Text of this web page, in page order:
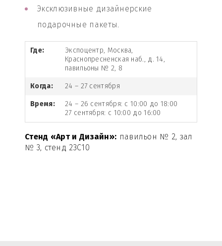
Эксклюзивные дизайнерские
подарочные пакеты.
Где:
Экспоцентр, Москва,
Краснопресненская наб., д. 14,
павильоны № 2, 8
Когда: 24 – 27 сентября
Время:
24 – 26 сентября: с 10:00 до 18:00
27 сентября: с 10:00 до 16:00
Стенд «Арт и Дизайн»: павильон № 2, зал
№ 3, стенд 23С10